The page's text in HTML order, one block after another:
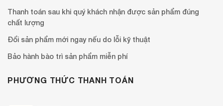
Thanh toán sau khi quý khách nhận được sản phẩm đúng
chất lượng
Đổi sản phẩm mới ngay nếu do lỗi kỹ thuật
Bảo hành bào trì sản phẩm miễn phí
PHƯƠNG THỨC THANH TOÁN